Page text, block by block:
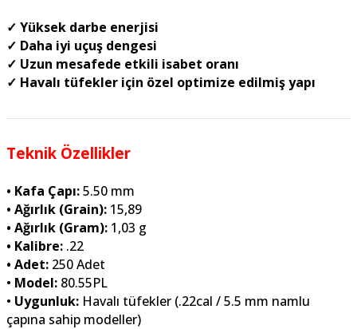
✓ Yüksek darbe enerjisi
✓ Daha iyi uçuş dengesi
✓ Uzun mesafede etkili isabet oranı
✓ Havalı tüfekler için özel optimize edilmiş yapı
Teknik Özellikler
• Kafa Çapı:5.50 mm
• Ağırlık (Grain): 15,89
• Ağırlık (Gram): 1,03 g
• Kalibre: .22
• Adet: 250 Adet
• Model: 80.55PL
• Uygunluk: Havalı tüfekler (.22cal / 5.5 mm namlu
çapına sahip modeller)